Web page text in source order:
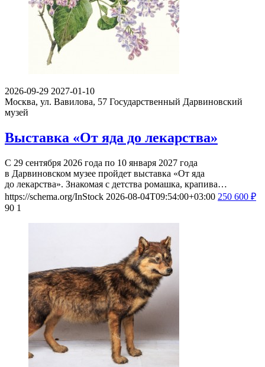
2026-09-29 2027-01-10
Москва, ул. Вавилова, 57 Государственный Дарвиновский
музей
Выставка «От яда до лекарства»
С 29 сентября 2026 года по 10 января 2027 года
в Дарвиновском музее пройдет выставка «От яда
до лекарства». Знакомая с детства ромашка, крапива…
https://schema.org/InStock 2026-08-04T09:54:00+03:00 250 600 ₽
90 1